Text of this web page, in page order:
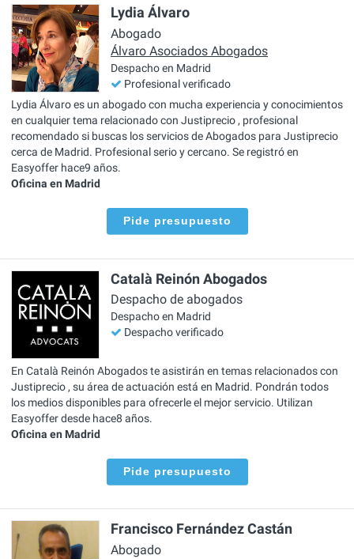
Lydia Álvaro
Abogado
Álvaro Asociados Abogados
Despacho en Madrid
Profesional verificado
Lydia Álvaro es un abogado con mucha experiencia y conocimientos
en cualquier tema relacionado con Justiprecio , profesional
recomendado si buscas los servicios de Abogados para Justiprecio
cerca de Madrid. Profesional serio y cercano. Se registró en
Easyoffer hace9 años.
Oficina en Madrid
Pide presupuesto
Català Reinón Abogados
Despacho de abogados
Despacho en Madrid
Despacho verificado
En Català Reinón Abogados te asistirán en temas relacionados con
Justiprecio , su área de actuación está en Madrid. Pondrán todos
los medios disponibles para ofrecerle el mejor servicio. Utilizan
Easyoffer desde hace8 años.
Oficina en Madrid
Pide presupuesto
Francisco Fernández Castán
Abogado